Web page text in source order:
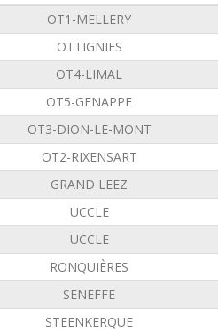
OT1-MELLERY
OTTIGNIES
OT4-LIMAL
OT5-GENAPPE
OT3-DION-LE-MONT
OT2-RIXENSART
GRAND LEEZ
UCCLE
UCCLE
RONQUIÈRES
SENEFFE
STEENKERQUE